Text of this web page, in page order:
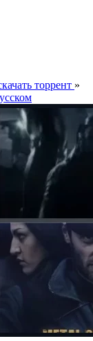
торрент »